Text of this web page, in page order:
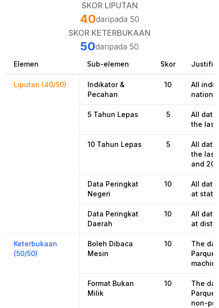
SKOR LIPUTAN
40daripada 50
SKOR KETERBUKAAN
50daripada 50
Elemen Sub-elemen Skor
Liputan (40/50)
Indikator &
Pecahan
10
All
5 Tahun Lepas 5
All
the last
10 Tahun Lepas 5
All
the last
and
Data Peringkat
Negeri
10
All
at
Data Peringkat
Daerah
10
All
at
Keterbukaan
(50/50)
Boleh Dibaca
Mesin
10
The
Format Bukan
Milik
10
The
non-